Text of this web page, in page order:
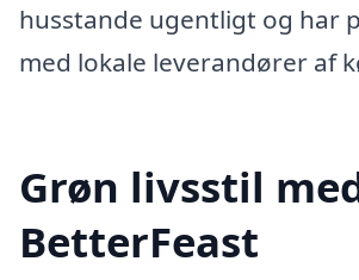
husstande ugentligt og har
med lokale leverandører af
Grøn livsstil
BetterFeast